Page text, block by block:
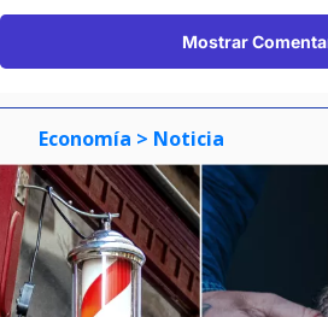
Mostrar
Economía > Noticia